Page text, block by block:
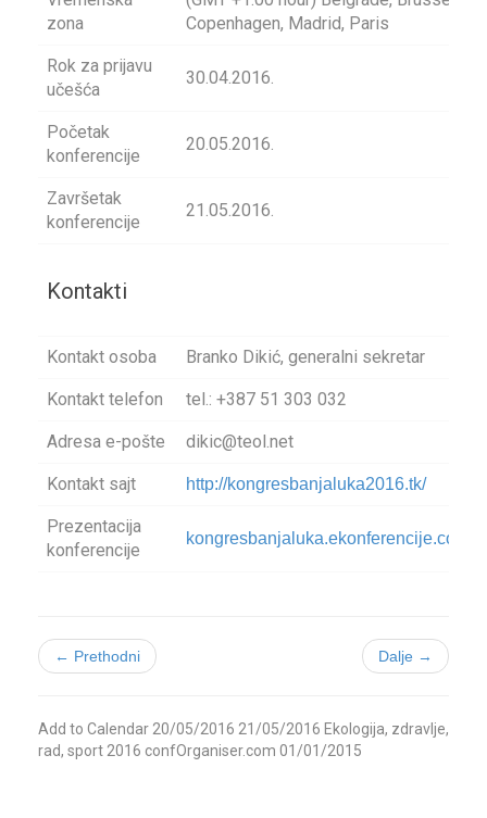
zona
Copenhagen, Madrid, Paris
Rok za prijavu
učešća
30.04.2016.
Početak
konferencije
20.05.2016.
Završetak
konferencije
21.05.2016.
Kontakti
Kontakt osoba Branko Dikić, generalni sekretar
Kontakt telefon tel.: +387 51 303 032
Adresa e-pošte dikic@teol.net
Kontakt sajt http://kongresbanjaluka2016.tk/
Prezentacija
konferencije
kongresbanjaluka.ekonferencije.com
← Prethodni Dalje →
Add to Calendar 20/05/2016 21/05/2016 Ekologija, zdravlje,
rad, sport 2016 confOrganiser.com 01/01/2015